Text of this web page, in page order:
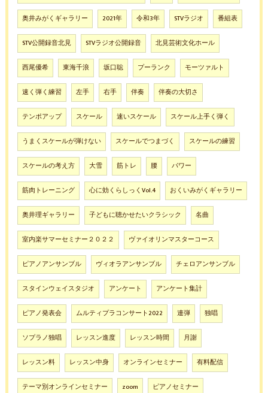
奥井みがくギャラリー 2021年 令和3年 STVラジオ 番組表
STV公開録音北見 STVラジオ公開録音 北見芸術文化ホール
西尾優希 東海千浪 坂口聡 プーランク モーツァルト
速く弾く練習 左手 右手 伴奏 伴奏の大切さ
テンポアップ スケール 速いスケール スケール上手く弾く
うまくスケールが弾けない スケールでつまづく スケールの練習
スケールの考え方 大雪 筋トレ 腰 パワー
筋肉トレーニング 心に効くらしっくVol.4 おくいみがくギャラリー
奥井理ギャラリー 子どもに聴かせたいクラシック 名曲
室内楽サマーセミナー２０２２ ヴァイオリンマスターコース
ピアノアンサンブル ヴィオラアンサンブル チェロアンサンブル
スタインウェイスタジオ アンケート アンケート集計
ピアノ発表会 ムルティプラコンサート2022 連弾 独唱
ソプラノ独唱 レッスン進度 レッスン時間 月謝
レッスン料 レッスン中身 オンラインセミナー 有料配信
テーマ別オンラインセミナー zoom ピアノセミナー